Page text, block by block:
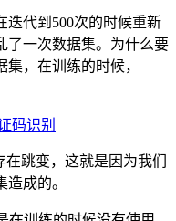
迭代到500次的时候重新
了一次数据集。为什么要
，在训练的时候，
跳变，这就是因为我们
成的。